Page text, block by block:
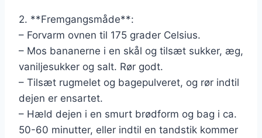
2. **Fremgangsmåde**:
– Forvarm ovnen til 175 grader Celsius.
– Mos bananerne i en skål og tilsæt sukker, æg,
vaniljesukker og salt. Rør godt.
– Tilsæt rugmelet og bagepulveret, og rør indtil
dejen er ensartet.
– Hæld dejen i en smurt brødform og bag i ca.
50-60 minutter, eller indtil en tandstik kommer